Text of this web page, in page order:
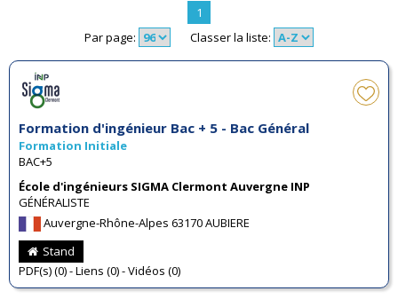
1
Par page:
Classer la liste:
Formation d'ingénieur Bac + 5 - Bac Général
Formation Initiale
BAC+5
École d'ingénieurs SIGMA Clermont Auvergne INP
GÉNÉRALISTE
Auvergne-Rhône-Alpes 63170 AUBIERE
Stand
PDF(s) (0) - Liens (0) - Vidéos (0)